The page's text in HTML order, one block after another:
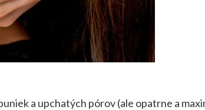
a upchatých pórov (ale opatrne a